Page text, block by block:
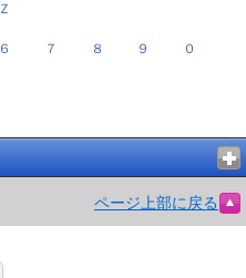
Ｚ
６ ７ ８ ９ ０
ページ上部に戻る